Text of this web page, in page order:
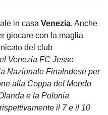
in casa Venezia. Anche
giocare con la maglia
del club
Venezia FC Jesse
Nazionale Finalndese per
alla Coppa del Mondo
e la Polonia
il 7 e il 10